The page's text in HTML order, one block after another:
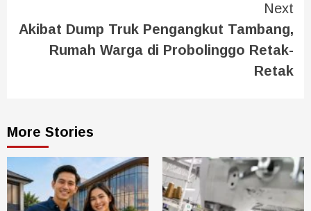
Next
Akibat Dump Truk Pengangkut Tambang,
Rumah Warga di Probolinggo Retak-
Retak
More Stories